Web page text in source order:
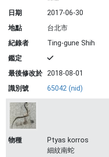
日期
2017-06-30
地點
台北市
紀錄者
Ting-gune Shih
鑑定
最後修改於 2018-08-01
識別號
65042 (nid)
物種
Ptyas korros
細紋南蛇